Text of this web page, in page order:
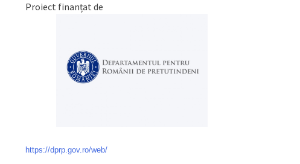
Proiect finanțat de
https://dprp.gov.ro/web/